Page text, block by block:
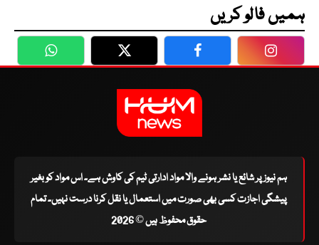
ہمیں فالو کریں
WhatsApp Twitter Facebook
ہم نیوز پر شائع یا نشر ہونے والا مواد ادارتی ٹیم کی کاوش ہے۔ اس مواد کو بغیر
پیشگی اجازت کسی بھی صورت میں استعمال یا نقل کرنا درست نہیں۔ تمام
حقوق محفوظ ہیں © 2026